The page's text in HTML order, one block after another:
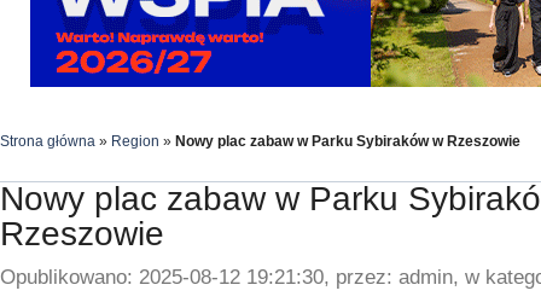
Strona główna » Region » Nowy plac zabaw w Parku Sybiraków w Rzeszowie
Nowy plac zabaw w Parku
Rzeszowie
Opublikowano: 2025-08-12 19:21:30, przez: admin, w